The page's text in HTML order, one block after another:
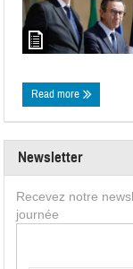
Read more
Newsletter
Recevez notre
journée